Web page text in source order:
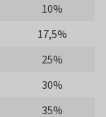
10%
17,5%
25%
30%
35%